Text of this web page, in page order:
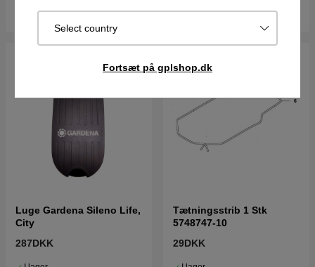
Select country
Fortsæt på gplshop.dk
Køb Køb
Luge Gardena Sileno Life,
City
287DKK
Tætningsstrib 1 Stk
5748747-10
29DKK